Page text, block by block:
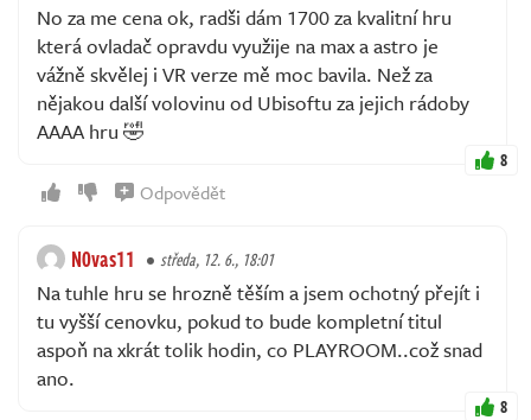
No za me cena ok, radši dám 1700 za kvalitní hru
která ovladač opravdu využije na max a astro je
vážně skvělej i VR verze mě moc bavila. Než za
nějakou další volovinu od Ubisoftu za jejich rádoby
AAAA hru 🤣
8
Odpovědět
N0vas11 středa, 12. 6., 18:01
Na tuhle hru se hrozně těším a jsem ochotný přejít i
tu vyšší cenovku, pokud to bude kompletní titul
aspoň na xkrát tolik hodin, co PLAYROOM..což snad
ano.
8